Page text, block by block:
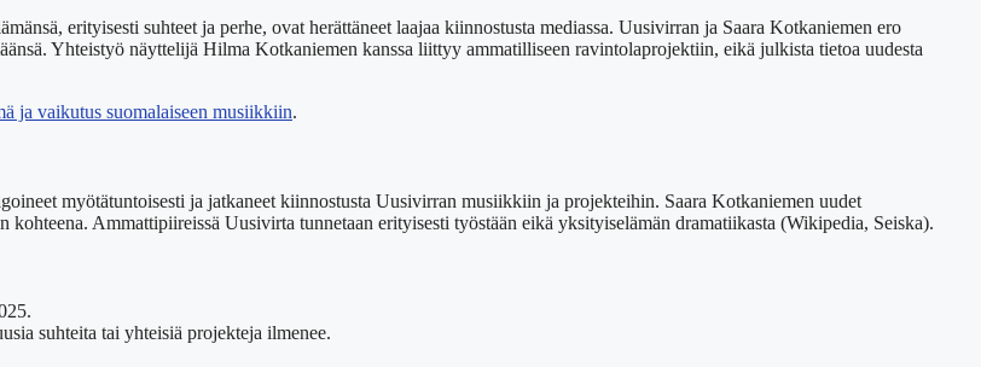
erityisesti suhteet ja perhe, ovat herättäneet laajaa kiinnostusta mediassa. Uusivirran ja Saara Kotkaniemen ero
Yhteistyö näyttelijä Hilma Kotkaniemen kanssa liittyy ammatilliseen ravintolaprojektiin, eikä julkista tietoa uudesta
ja vaikutus suomalaiseen musiikkiin.
myötätuntoisesti ja jatkaneet kiinnostusta Uusivirran musiikkiin ja projekteihin. Saara Kotkaniemen uudet
Ammattipiireissä Uusivirta tunnetaan erityisesti työstään eikä yksityiselämän dramatiikasta (Wikipedia, Seiska).
suhteita tai yhteisiä projekteja ilmenee.